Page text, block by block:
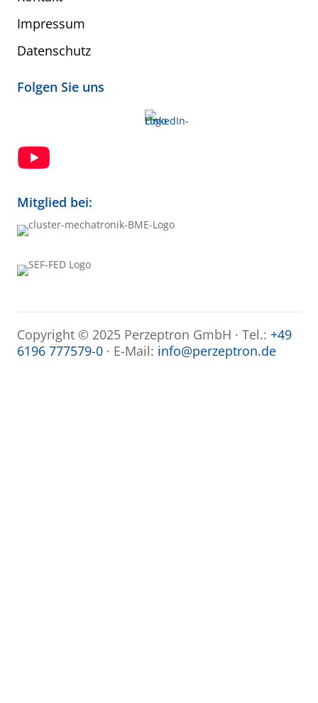
Impressum
Datenschutz
Folgen Sie uns

Mitglied bei:
Copyright © 2025 Perzeptron GmbH · Tel.: +49
6196 777579-0 · E-Mail: info@perzeptron.de